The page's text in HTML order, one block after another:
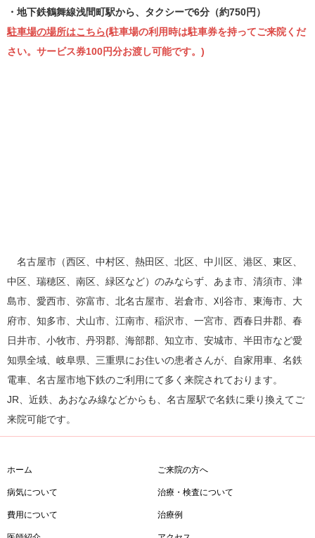
・地下鉄鶴舞線浅間町駅から、タクシーで6分（約750円）
駐車場の場所はこちら(駐車場の利用時は駐車券を持ってご来院くだ
さい。サービス券100円分お渡し可能です。)
名古屋市（西区、中村区、熱田区、北区、中川区、港区、東区、
中区、瑞穂区、南区、緑区など）のみならず、あま市、清須市、津
島市、愛西市、弥富市、北名古屋市、岩倉市、刈谷市、東海市、大
府市、知多市、犬山市、江南市、稲沢市、一宮市、西春日井郡、春
日井市、小牧市、丹羽郡、海部郡、知立市、安城市、半田市など愛
知県全域、岐阜県、三重県にお住いの患者さんが、自家用車、名鉄
電車、名古屋市地下鉄のご利用にて多く来院されております。
JR、近鉄、あおなみ線などからも、名古屋駅で名鉄に乗り換えてご
来院可能です。
ホーム ご来院の方へ
病気について 治療・検査について
費用について 治療例